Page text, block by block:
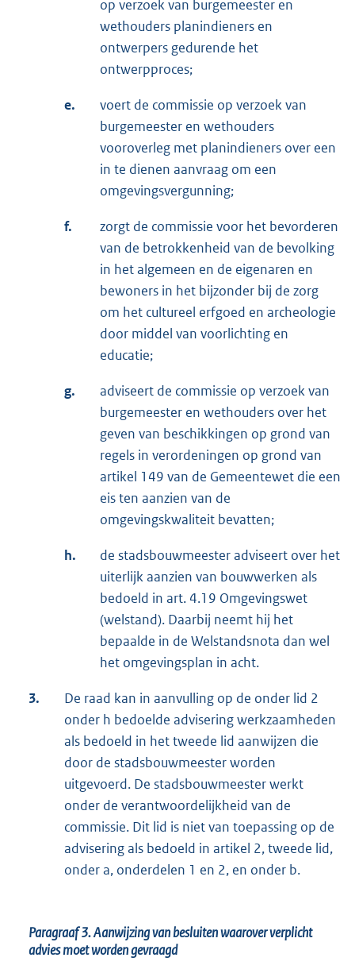
op verzoek van burgemeester en
wethouders planindieners en
ontwerpers gedurende het
ontwerpproces;
e.
voert de commissie op verzoek van
burgemeester en wethouders
vooroverleg met planindieners over een
in te dienen aanvraag om een
omgevingsvergunning;
f.
zorgt de commissie voor het bevorderen
van de betrokkenheid van de bevolking
in het algemeen en de eigenaren en
bewoners in het bijzonder bij de zorg
om het cultureel erfgoed en archeologie
door middel van voorlichting en
educatie;
g.
adviseert de commissie op verzoek van
burgemeester en wethouders over het
geven van beschikkingen op grond van
regels in verordeningen op grond van
artikel 149 van de Gemeentewet die een
eis ten aanzien van de
omgevingskwaliteit bevatten;
h.
de stadsbouwmeester adviseert over het
uiterlijk aanzien van bouwwerken als
bedoeld in art. 4.19 Omgevingswet
(welstand). Daarbij neemt hij het
bepaalde in de Welstandsnota dan wel
het omgevingsplan in acht.
3.
De raad kan in aanvulling op de onder lid 2
onder h bedoelde advisering werkzaamheden
als bedoeld in het tweede lid aanwijzen die
door de stadsbouwmeester worden
uitgevoerd. De stadsbouwmeester werkt
onder de verantwoordelijkheid van de
commissie. Dit lid is niet van toepassing op de
advisering als bedoeld in artikel 2, tweede lid,
onder a, onderdelen 1 en 2, en onder b.
Paragraaf 3.Aanwijzing van besluiten waarover verplicht
advies moet worden gevraagd